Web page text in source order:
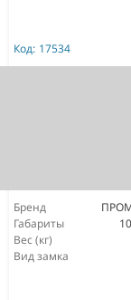
Код: 17534
Бренд
Габариты
Вес (кг)
Вид замка